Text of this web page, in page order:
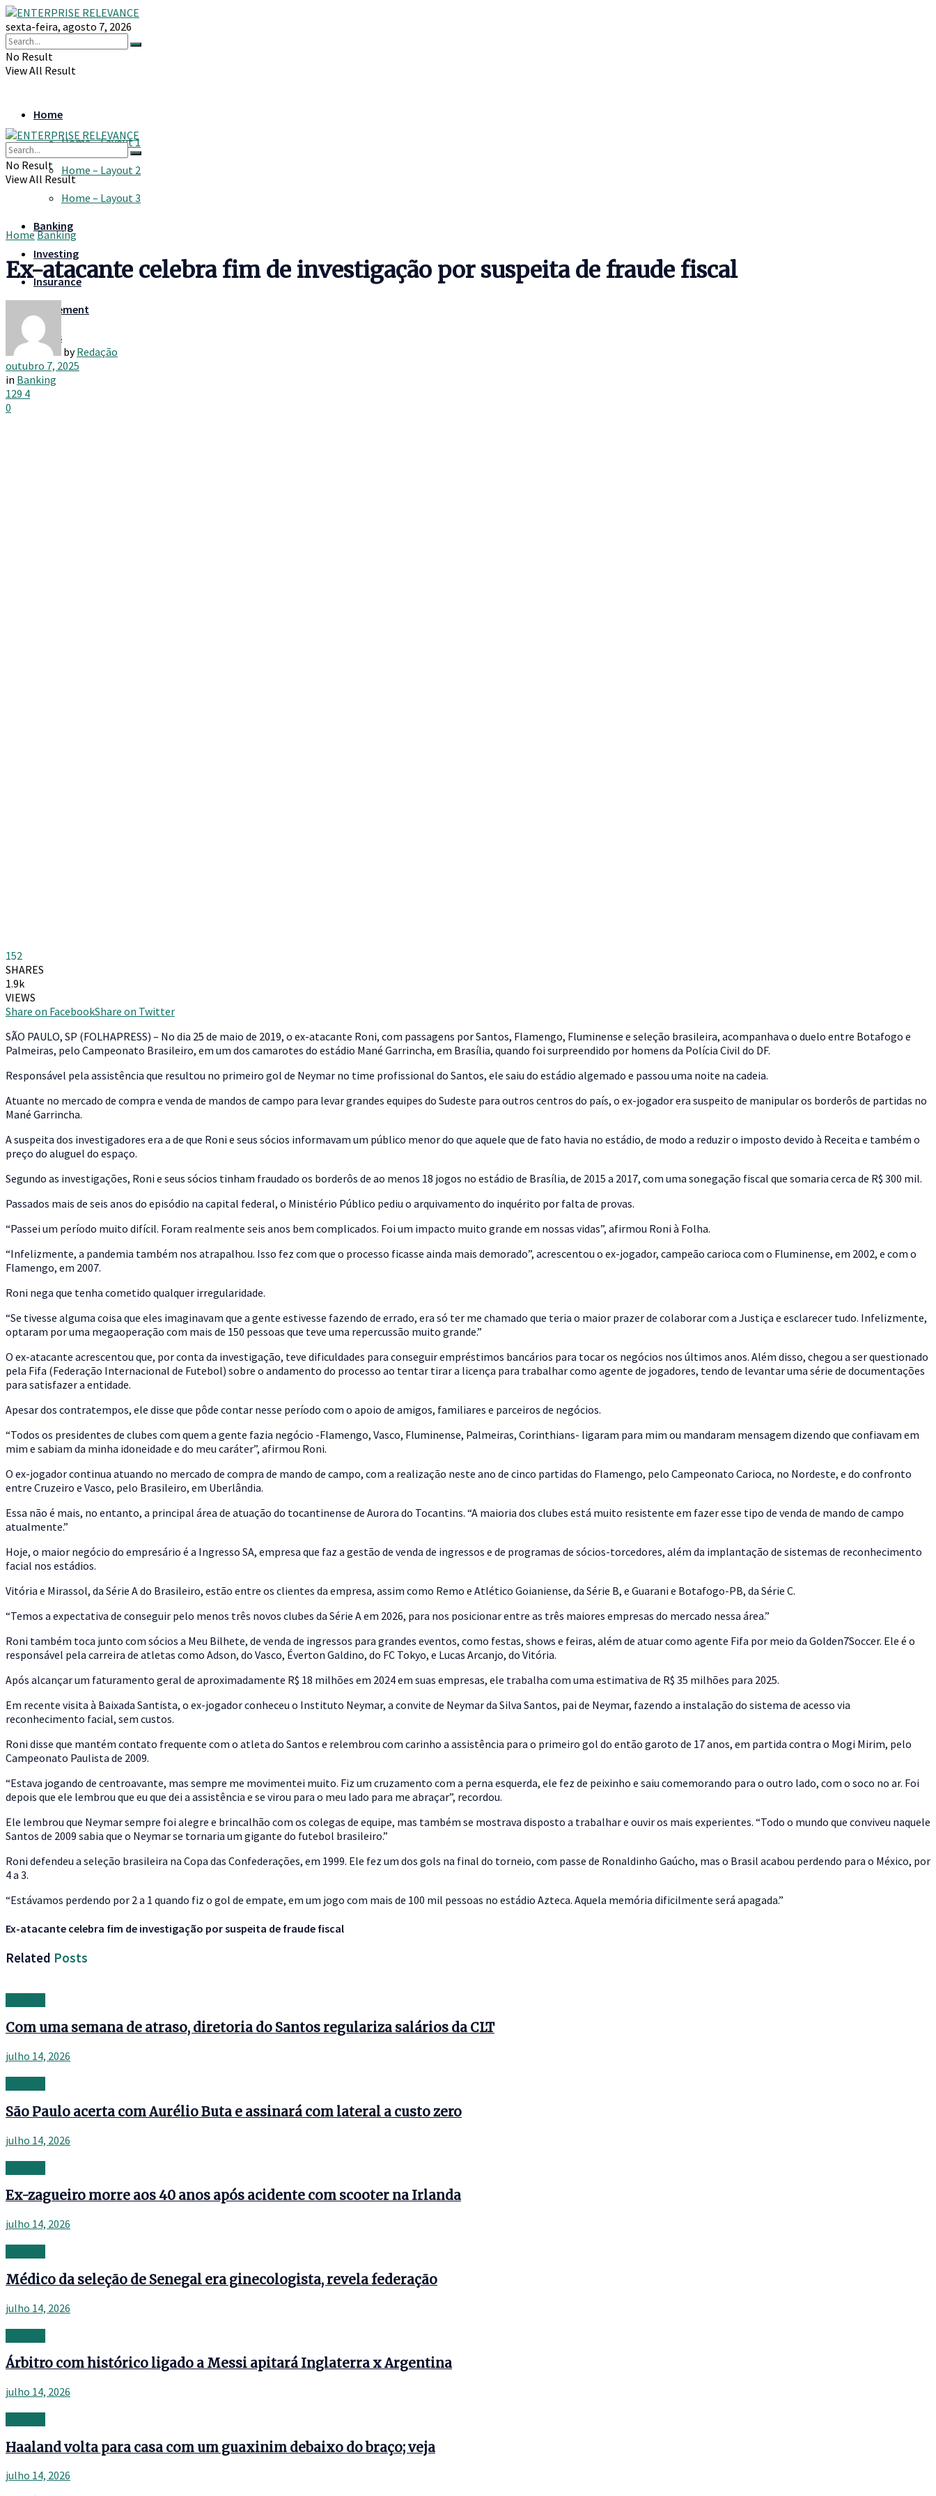
sexta-feira, agosto 7, 2026
No Result
View All Result
Home
Home – Layout 1
Home – Layout 2
Home – Layout 3
Banking
Investing
Insurance
Retirement
Taxes
No Result
View All Result
HomeBanking
Ex-atacante celebra fim de investigação por suspeita de fraude fiscal
by Redação
outubro 7, 2025
in Banking
129 4
0
152
SHARES
1.9k
VIEWS
Share on FacebookShare on Twitter
SÃO PAULO, SP (FOLHAPRESS) – No dia 25 de maio de 2019, o ex-atacante Roni, com passagens por Santos, Flamengo, Fluminense e seleção brasileira, acompanhava o duelo entre Botafogo e
Palmeiras, pelo Campeonato Brasileiro, em um dos camarotes do estádio Mané Garrincha, em Brasília, quando foi surpreendido por homens da Polícia Civil do DF.
Responsável pela assistência que resultou no primeiro gol de Neymar no time profissional do Santos, ele saiu do estádio algemado e passou uma noite na cadeia.
Atuante no mercado de compra e venda de mandos de campo para levar grandes equipes do Sudeste para outros centros do país, o ex-jogador era suspeito de manipular os borderôs de partidas no
Mané Garrincha.
A suspeita dos investigadores era a de que Roni e seus sócios informavam um público menor do que aquele que de fato havia no estádio, de modo a reduzir o imposto devido à Receita e também o
preço do aluguel do espaço.
Segundo as investigações, Roni e seus sócios tinham fraudado os borderôs de ao menos 18 jogos no estádio de Brasília, de 2015 a 2017, com uma sonegação fiscal que somaria cerca de R$ 300 mil.
Passados mais de seis anos do episódio na capital federal, o Ministério Público pediu o arquivamento do inquérito por falta de provas.
“Passei um período muito difícil. Foram realmente seis anos bem complicados. Foi um impacto muito grande em nossas vidas”, afirmou Roni à Folha.
“Infelizmente, a pandemia também nos atrapalhou. Isso fez com que o processo ficasse ainda mais demorado”, acrescentou o ex-jogador, campeão carioca com o Fluminense, em 2002, e com o
Flamengo, em 2007.
Roni nega que tenha cometido qualquer irregularidade.
“Se tivesse alguma coisa que eles imaginavam que a gente estivesse fazendo de errado, era só ter me chamado que teria o maior prazer de colaborar com a Justiça e esclarecer tudo. Infelizmente,
optaram por uma megaoperação com mais de 150 pessoas que teve uma repercussão muito grande.”
O ex-atacante acrescentou que, por conta da investigação, teve dificuldades para conseguir empréstimos bancários para tocar os negócios nos últimos anos. Além disso, chegou a ser questionado
pela Fifa (Federação Internacional de Futebol) sobre o andamento do processo ao tentar tirar a licença para trabalhar como agente de jogadores, tendo de levantar uma série de documentações
para satisfazer a entidade.
Apesar dos contratempos, ele disse que pôde contar nesse período com o apoio de amigos, familiares e parceiros de negócios.
“Todos os presidentes de clubes com quem a gente fazia negócio -Flamengo, Vasco, Fluminense, Palmeiras, Corinthians- ligaram para mim ou mandaram mensagem dizendo que confiavam em
mim e sabiam da minha idoneidade e do meu caráter”, afirmou Roni.
O ex-jogador continua atuando no mercado de compra de mando de campo, com a realização neste ano de cinco partidas do Flamengo, pelo Campeonato Carioca, no Nordeste, e do confronto
entre Cruzeiro e Vasco, pelo Brasileiro, em Uberlândia.
Essa não é mais, no entanto, a principal área de atuação do tocantinense de Aurora do Tocantins. “A maioria dos clubes está muito resistente em fazer esse tipo de venda de mando de campo
atualmente.”
Hoje, o maior negócio do empresário é a Ingresso SA, empresa que faz a gestão de venda de ingressos e de programas de sócios-torcedores, além da implantação de sistemas de reconhecimento
facial nos estádios.
Vitória e Mirassol, da Série A do Brasileiro, estão entre os clientes da empresa, assim como Remo e Atlético Goianiense, da Série B, e Guarani e Botafogo-PB, da Série C.
“Temos a expectativa de conseguir pelo menos três novos clubes da Série A em 2026, para nos posicionar entre as três maiores empresas do mercado nessa área.”
Roni também toca junto com sócios a Meu Bilhete, de venda de ingressos para grandes eventos, como festas, shows e feiras, além de atuar como agente Fifa por meio da Golden7Soccer. Ele é o
responsável pela carreira de atletas como Adson, do Vasco, Éverton Galdino, do FC Tokyo, e Lucas Arcanjo, do Vitória.
Após alcançar um faturamento geral de aproximadamente R$ 18 milhões em 2024 em suas empresas, ele trabalha com uma estimativa de R$ 35 milhões para 2025.
Em recente visita à Baixada Santista, o ex-jogador conheceu o Instituto Neymar, a convite de Neymar da Silva Santos, pai de Neymar, fazendo a instalação do sistema de acesso via
reconhecimento facial, sem custos.
Roni disse que mantém contato frequente com o atleta do Santos e relembrou com carinho a assistência para o primeiro gol do então garoto de 17 anos, em partida contra o Mogi Mirim, pelo
Campeonato Paulista de 2009.
“Estava jogando de centroavante, mas sempre me movimentei muito. Fiz um cruzamento com a perna esquerda, ele fez de peixinho e saiu comemorando para o outro lado, com o soco no ar. Foi
depois que ele lembrou que eu que dei a assistência e se virou para o meu lado para me abraçar”, recordou.
Ele lembrou que Neymar sempre foi alegre e brincalhão com os colegas de equipe, mas também se mostrava disposto a trabalhar e ouvir os mais experientes. “Todo o mundo que conviveu naquele
Santos de 2009 sabia que o Neymar se tornaria um gigante do futebol brasileiro.”
Roni defendeu a seleção brasileira na Copa das Confederações, em 1999. Ele fez um dos gols na final do torneio, com passe de Ronaldinho Gaúcho, mas o Brasil acabou perdendo para o México, por
4 a 3.
“Estávamos perdendo por 2 a 1 quando fiz o gol de empate, em um jogo com mais de 100 mil pessoas no estádio Azteca. Aquela memória dificilmente será apagada.”
Ex-atacante celebra fim de investigação por suspeita de fraude fiscal
Related Posts
Com uma semana de atraso, diretoria do Santos regulariza salários da CLT
julho 14, 2026
São Paulo acerta com Aurélio Buta e assinará com lateral a custo zero
julho 14, 2026
Ex-zagueiro morre aos 40 anos após acidente com scooter na Irlanda
julho 14, 2026
Médico da seleção de Senegal era ginecologista, revela federação
julho 14, 2026
Árbitro com histórico ligado a Messi apitará Inglaterra x Argentina
julho 14, 2026
Haaland volta para casa com um guaxinim debaixo do braço; veja
julho 14, 2026